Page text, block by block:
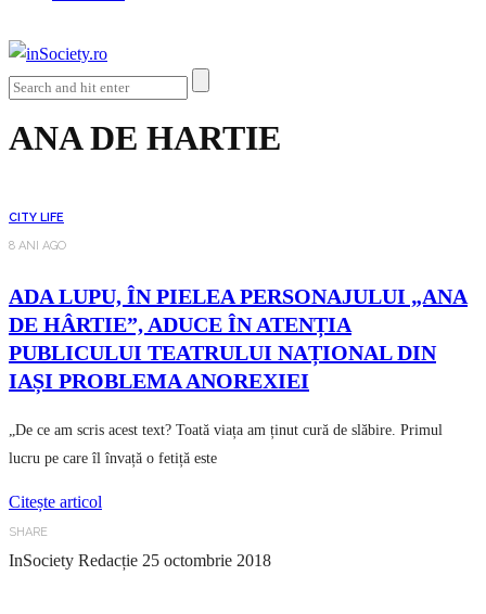
ANA DE HARTIE
CITY LIFE
8 ANI AGO
ADA LUPU, ÎN PIELEA PERSONAJULUI „ANA
DE HÂRTIE”, ADUCE ÎN ATENȚIA
PUBLICULUI TEATRULUI NAȚIONAL DIN
IAȘI PROBLEMA ANOREXIEI
„De ce am scris acest text? Toată viața am ținut cură de slăbire. Primul
lucru pe care îl învață o fetiță este
Citește articol
SHARE
InSociety Redacție 25 octombrie 2018